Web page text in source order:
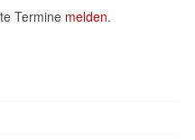
Termine melden.